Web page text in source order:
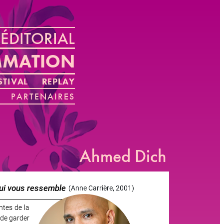
ÉDITORIAL
REPLAY
PARTENAIRES
Ahmed Dich
(Anne Carrière, 2001)
vous ressemble
de la
garder